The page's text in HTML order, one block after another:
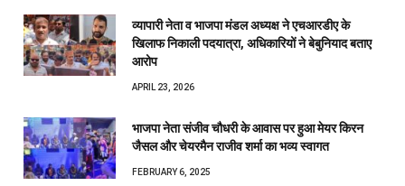
व्यापारी नेता व भाजपा मंडल अध्यक्ष ने एचआरडीए के
खिलाफ निकाली पदयात्रा, अधिकारियों ने बेबुनियाद बताए
आरोप
APRIL 23, 2026
भाजपा नेता संजीव चौधरी के आवास पर हुआ मेयर किरन
जैसल और चेयरमैन राजीव शर्मा का भव्य स्वागत
FEBRUARY 6, 2025